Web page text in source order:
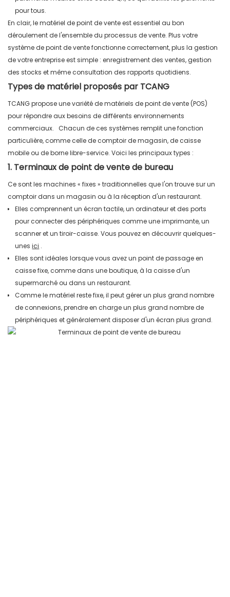
pour tous.
En clair, le matériel de point de vente est essentiel au bon
déroulement de l'ensemble du processus de vente. Plus votre
système de point de vente fonctionne correctement, plus la gestion
de votre entreprise est simple : enregistrement des ventes, gestion
des stocks et même consultation des rapports quotidiens.
Types de matériel proposés par TCANG
TCANG propose une variété de matériels de point de vente (POS)
pour répondre aux besoins de différents environnements
commerciaux. Chacun de ces systèmes remplit une fonction
particulière, comme celle de comptoir de magasin, de caisse
mobile ou de borne libre-service. Voici les principaux types :
1. Terminaux de point de vente de bureau
Ce sont les machines « fixes » traditionnelles que l'on trouve sur un
comptoir dans un magasin ou à la réception d'un restaurant.
Elles comprennent un écran tactile, un ordinateur et des ports
pour connecter des périphériques comme une imprimante, un
scanner et un tiroir-caisse. Vous pouvez en découvrir quelques-
unes ici .
Elles sont idéales lorsque vous avez un point de passage en
caisse fixe, comme dans une boutique, à la caisse d'un
supermarché ou dans un restaurant.
Comme le matériel reste fixe, il peut gérer un plus grand nombre
de connexions, prendre en charge un plus grand nombre de
périphériques et généralement disposer d'un écran plus grand.